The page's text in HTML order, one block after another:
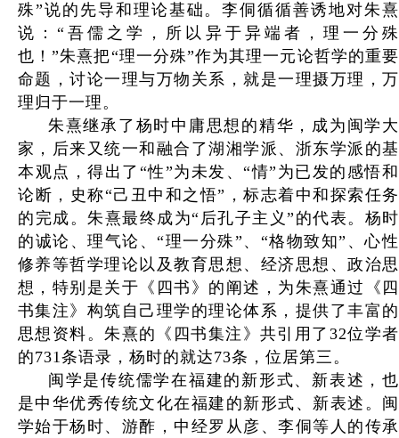
殊”说的先导和理论基础。李侗循循善诱地对朱熹
说：“吾儒之学，所以异于异端者，理一分殊
也！”朱熹把“理一分殊”作为其理一元论哲学的重要
命题，讨论一理与万物关系，就是一理摄万理，万
理归于一理。
朱熹继承了杨时中庸思想的精华，成为闽学大
家，后来又统一和融合了湖湘学派、浙东学派的基
本观点，得出了“性”为未发、“情”为已发的感悟和
论断，史称“己丑中和之悟”，标志着中和探索任务
的完成。朱熹最终成为“后孔子主义”的代表。杨时
的诚论、理气论、“理一分殊”、“格物致知”、心性
修养等哲学理论以及教育思想、经济思想、政治思
想，特别是关于《四书》的阐述，为朱熹通过《四
书集注》构筑自己理学的理论体系，提供了丰富的
思想资料。朱熹的《四书集注》共引用了32位学者
的731条语录，杨时的就达73条，位居第三。
闽学是传统儒学在福建的新形式、新表述，也
是中华优秀传统文化在福建的新形式、新表述。闽
学始于杨时、游酢，中经罗从彦、李侗等人的传承